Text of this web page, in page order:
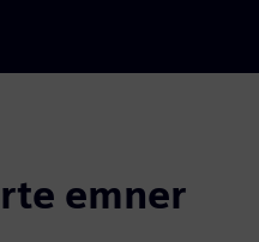
emner